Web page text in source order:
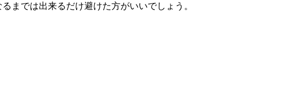
までは出来るだけ避けた方がいいでしょう。